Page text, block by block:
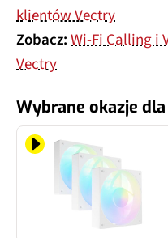
klientów Vectry
Zobacz:Wi-Fi Calling i
Vectry
Wybrane okazje dla